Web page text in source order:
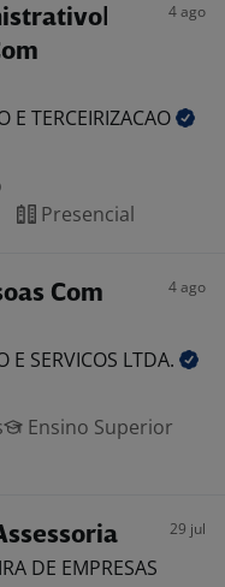
4 ago
E TERCEIRIZACAO
Presencial
Com
4 ago
E SERVICOS LTDA.
Ensino Superior
29 jul
DE EMPRESAS